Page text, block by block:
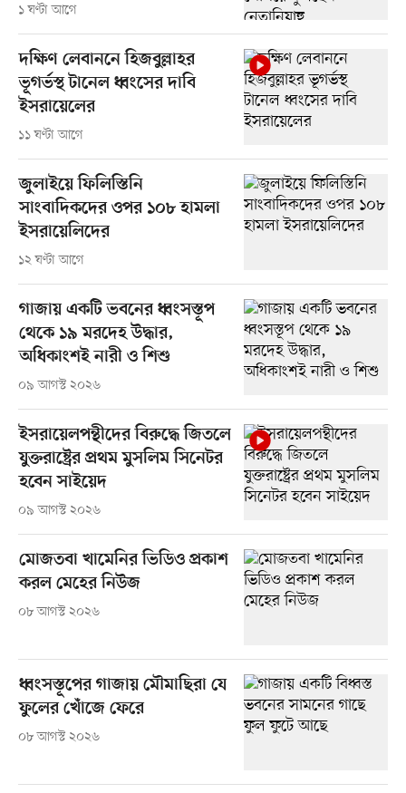
১ ঘণ্টা আগে
দক্ষিণ লেবাননে হিজবুল্লাহর
ভূগর্ভস্থ টানেল ধ্বংসের দাবি
ইসরায়েলের
১১ ঘণ্টা আগে
জুলাইয়ে ফিলিস্তিনি
সাংবাদিকদের ওপর ১০৮ হামলা
ইসরায়েলিদের
১২ ঘণ্টা আগে
গাজায় একটি ভবনের ধ্বংসস্তূপ
থেকে ১৯ মরদেহ উদ্ধার,
অধিকাংশই নারী ও শিশু
০৯ আগস্ট ২০২৬
ইসরায়েলপন্থীদের বিরুদ্ধে জিতলে
যুক্তরাষ্ট্রের প্রথম মুসলিম সিনেটর
হবেন সাইয়েদ
০৯ আগস্ট ২০২৬
মোজতবা খামেনির ভিডিও প্রকাশ
করল মেহের নিউজ
০৮ আগস্ট ২০২৬
ধ্বংসস্তূপের গাজায় মৌমাছিরা যে
ফুলের খোঁজে ফেরে
০৮ আগস্ট ২০২৬